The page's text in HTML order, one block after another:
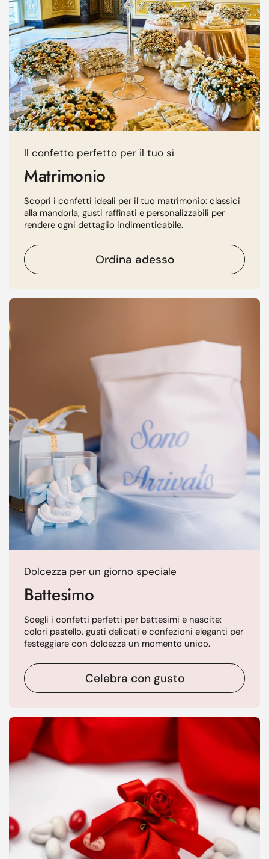
Il confetto perfetto per il tuo sì
Matrimonio
Scopri i confetti ideali per il tuo matrimonio: classici
alla mandorla, gusti raffinati e personalizzabili per
rendere ogni dettaglio indimenticabile.
Ordina adesso
Dolcezza per un giorno speciale
Battesimo
Scegli i confetti perfetti per battesimi e nascite:
colori pastello, gusti delicati e confezioni eleganti per
festeggiare con dolcezza un momento unico.
Celebra con gusto